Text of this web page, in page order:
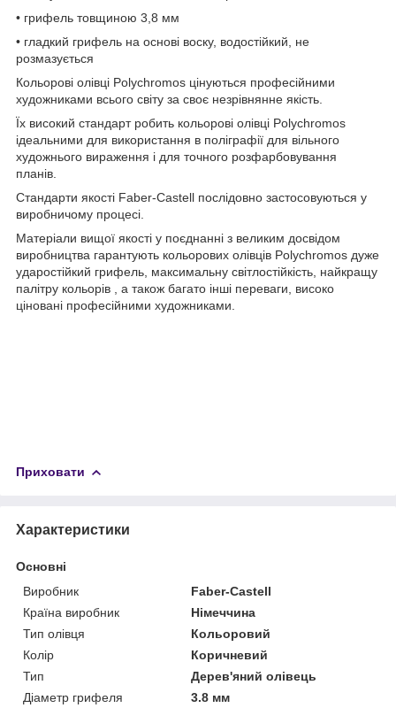
• грифель товщиною 3,8 мм
• гладкий грифель на основі воску, водостійкий, не
розмазується
Кольорові олівці Polychromos цінуються професійними
художниками всього світу за своє незрівнянне якість.
Їх високий стандарт робить кольорові олівці Polychromos
ідеальними для використання в поліграфії для вільного
художнього вираження і для точного розфарбовування
планів.
Стандарти якості Faber-Castell послідовно застосовуються у
виробничому процесі.
Матеріали вищої якості у поєднанні з великим досвідом
виробництва гарантують кольорових олівців Polychromos дуже
ударостійкий грифель, максимальну світлостійкість, найкращу
палітру кольорів , а також багато інші переваги, високо
ціновані професійними художниками.
Приховати
Характеристики
Основні
Виробник
Faber-Castell
Країна виробник
Німеччина
Тип олівця
Кольоровий
Колір
Коричневий
Тип
Дерев'яний олівець
Діаметр грифеля
3.8 мм